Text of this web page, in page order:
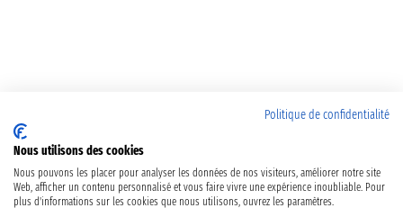
Politique de confidentialité
Nous utilisons des cookies
Nous pouvons les placer pour analyser les données de nos visiteurs, améliorer notre site
Web, afficher un contenu personnalisé et vous faire vivre une expérience inoubliable. Pour
plus d'informations sur les cookies que nous utilisons, ouvrez les paramètres.